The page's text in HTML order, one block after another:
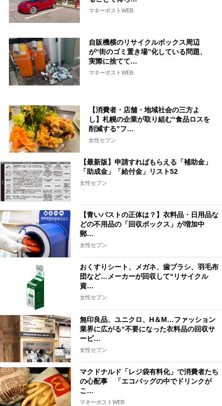
マネーポストWEB
自販機横のリサイクルボックス周辺
が“街のゴミ置き場”化している問題、
実際に捨てて…
マネーポストWEB
【消費者・店舗・地域社会の三方よ
し】札幌の企業が取り組む“食品ロスを
削減する”フ…
女性セブン
【最新版】申請すればもらえる「補助金」
「助成金」「給付金」リスト52
女性セブン
【青いパストの正体は？】衣料品・日用品な
どの不用品の「回収ボックス」が増加中
郵…
女性セブン
おくすりシート、メガネ、歯ブラシ、羽毛布
団など…メーカーが回収して“リサイクル
資…
女性セブン
無印良品、ユニクロ、H＆M…ファッション
業界に広がる“不要になった衣料品の回収サ
ービ…
女性セブン
マクドナルド「レジ袋有料化」で消費者たち
の心配事 「エコバッグの中でドリンクが
こ…
マネーポストWEB